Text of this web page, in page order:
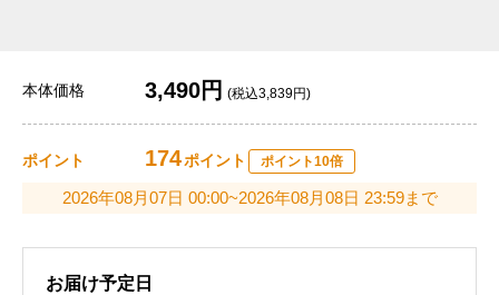
本体価格 3,490円 (税込3,839円)
ポイント 174ポイント ポイント10倍
2026年08月07日 00:00~2026年08月08日 23:59まで
お届け予定日